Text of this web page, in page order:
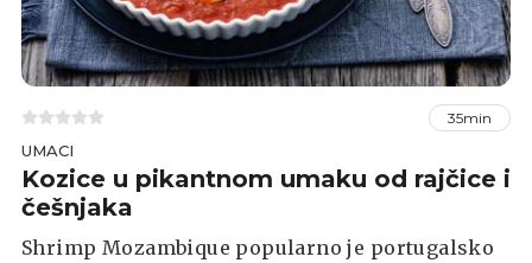
35min
UMACI
Kozice u pikantnom umaku od rajčice i
češnjaka
Shrimp Mozambique popularno je portugalsko